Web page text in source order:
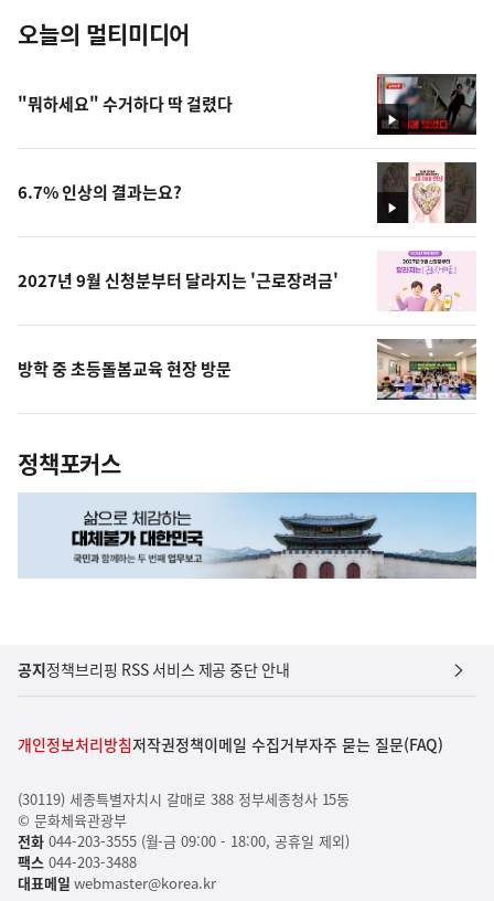
오늘의 멀티미디어
영
상
"뭐하세요" 수거하다 딱 걸렸다
영
상
6.7% 인상의 결과는요?
2027년 9월 신청분부터 달라지는 '근로장려금'
방학 중 초등돌봄교육 현장 방문
정책포커스
공지정책브리핑 RSS 서비스 제공 중단 안내
개인정보처리방침저작권정책이메일 수집거부자주 묻는 질문(FAQ)
(30119) 세종특별자치시 갈매로 388 정부세종청사 15동
© 문화체육관광부
전화044-203-3555 (월-금 09:00 - 18:00, 공휴일 제외)
팩스 044-203-3488
대표메일 webmaster@korea.kr